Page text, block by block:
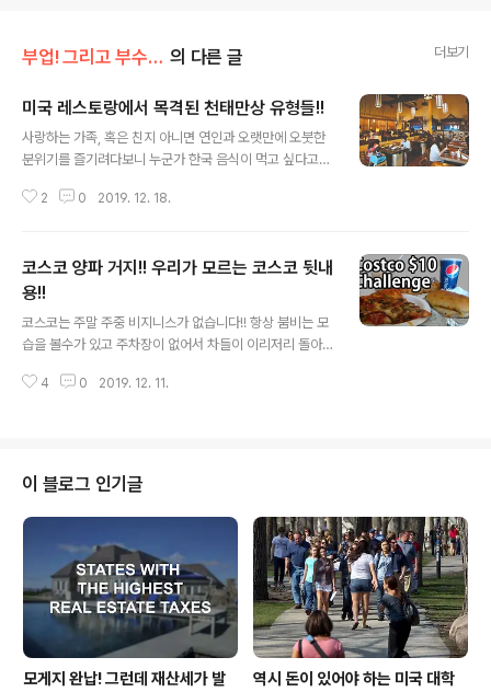
부업! 그리고 부수입!! 의 다른 글 더보기
미국 레스토랑에서 목격된 천태만상 유형들!!
사랑하는 가족, 혹은 친지 아니면 연인과 오랫만에 오붓한
분위기를 즐기려다보니 누군가 한국 음식이 먹고 싶다고
을 맛보러 가는 경우가 많게 됩니다. 외식이라 함은 유쾌함,
위를 개의치 않고 무례하게 행동을 하는 그런 분들을 많이
보게 됩니다. 식당 종업원에게의 무례함은 물론 타인에게
도 피해를 끼치는 일이 종종 발생해 오랫만에 가족, 친지,
혹은 연인과 식사를 하는 다른 이들의 분위기를 망치는 경
보게 되는데 물론 내 나라 혹은 한인이 경영을 하는 식당이
2 0 2019. 12. 18.
코스코 양파 거지!! 우리가 모르는 코스코 뒷내
용!!
코스코는 주말 주중 비지니스가 없습니다!! 항상 붐비는 모
습을 볼수가 있고 주차장이 없어서 차들이 이리저리 돌아
됩니다. 그럴때마다 입에선 육두 문자가 나오면서 " 에이!
일부분이 된것 처럼 보이기도 합니다. 과거엔 미국 아이들
은 맥도날드와 함께 성장을 한다!! 라는 말로 대신해 맥도날
드의 성장을 그렇게 표현을 했었지만 이젠 맥도날드의 명
성은 사라지고 그 자리를 미국인들과 함께 숨쉬는 코스코!!
라는 표현이 더 적합할 정도로 코스코 비지니스는 불황을
모르는 기업으로 자리매김을 한거 ..
4 0 2019. 12. 11.
이 블로그 인기글
모게지 완납! 그런데 재산세가 발
역시 돈이 있어야 하는 미국 대학